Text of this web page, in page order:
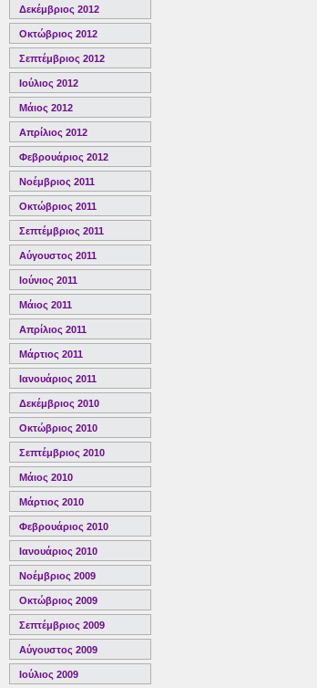
Δεκέμβριος 2012
Οκτώβριος 2012
Σεπτέμβριος 2012
Ιούλιος 2012
Μάιος 2012
Απρίλιος 2012
Φεβρουάριος 2012
Νοέμβριος 2011
Οκτώβριος 2011
Σεπτέμβριος 2011
Αύγουστος 2011
Ιούνιος 2011
Μάιος 2011
Απρίλιος 2011
Μάρτιος 2011
Ιανουάριος 2011
Δεκέμβριος 2010
Οκτώβριος 2010
Σεπτέμβριος 2010
Μάιος 2010
Μάρτιος 2010
Φεβρουάριος 2010
Ιανουάριος 2010
Νοέμβριος 2009
Οκτώβριος 2009
Σεπτέμβριος 2009
Αύγουστος 2009
Ιούλιος 2009